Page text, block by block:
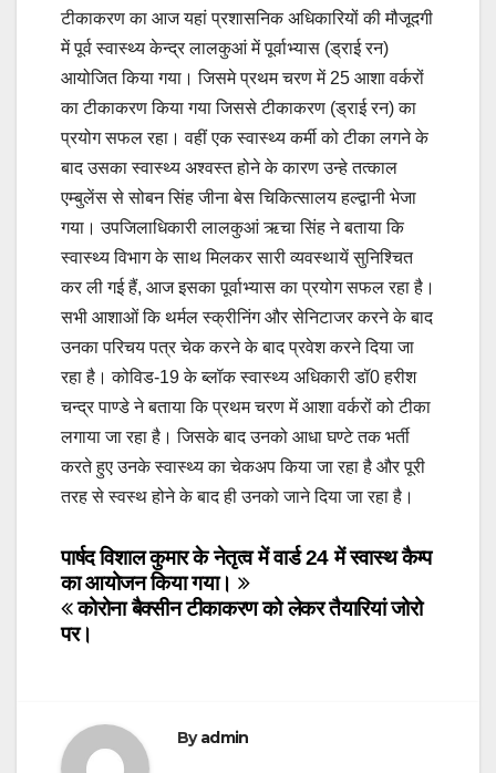
टीकाकरण का आज यहां प्रशासनिक अधिकारियों की मौजूदगी
में पूर्व स्वास्थ्य केन्द्र लालकुआं में पूर्वाभ्यास (ड्राई रन)
आयोजित किया गया। जिसमे प्रथम चरण में 25 आशा वर्करों
का टीकाकरण किया गया जिससे टीकाकरण (ड्राई रन) का
प्रयोग सफल रहा। वहीं एक स्वास्थ्य कर्मी को टीका लगने के
बाद उसका स्वास्थ्य अश्वस्त होने के कारण उन्हे तत्काल
एम्बुलेंस से सोबन सिंह जीना बेस चिकित्सालय हल्द्वानी भेजा
गया। उपजिलाधिकारी लालकुआं ऋचा सिंह ने बताया कि
स्वास्थ्य विभाग के साथ मिलकर सारी व्यवस्थायें सुनिश्चित
कर ली गई हैं, आज इसका पूर्वाभ्यास का प्रयोग सफल रहा है।
सभी आशाओं कि थर्मल स्क्रीनिंग और सेनिटाजर करने के बाद
उनका परिचय पत्र चेक करने के बाद प्रवेश करने दिया जा
रहा है। कोविड-19 के ब्लॉक स्वास्थ्य अधिकारी डॉ0 हरीश
चन्द्र पाण्डे ने बताया कि प्रथम चरण में आशा वर्करों को टीका
लगाया जा रहा है। जिसके बाद उनको आधा घण्टे तक भर्ती
करते हुए उनके स्वास्थ्य का चेकअप किया जा रहा है और पूरी
तरह से स्वस्थ होने के बाद ही उनको जाने दिया जा रहा है।
Post
navigation
पार्षद विशाल कुमार के नेतृत्व में वार्ड 24 में स्वास्थ कैम्प
का आयोजन किया गया।
कोरोना बैक्सीन टीकाकरण को लेकर तैयारियां जोरो
पर।
Byadmin